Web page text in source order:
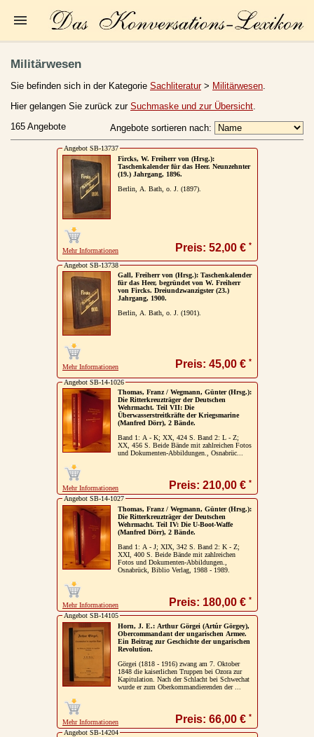
Kleine Kulturgeschichte
Die Brockhaus Auflagen
Die Meyer Auflagen
Zu den Angeboten
Widerrufsbelehrung
Geschäftsbedingungen
Datenschutzerklärung
Impressum / Kontakt
Vertrag widerrufen
Ihr Warenkorb
Militärwesen
Sie befinden sich in der Kategorie Sachliteratur> Militärwesen.
Hier gelangen Sie zurück zur Suchmaske und zur Übersicht.
165 Angebote
Angebote sortieren nach:
Angebot SB-13737
Fircks, W. Freiherr von (Hrsg.):
Taschenkalender für das Heer. Neunzehnter
(19.) Jahrgang, 1896.
Berlin, A. Bath, o. J. (1897).
Mehr Informationen Preis: 52,00 € *
Angebot SB-13738
Gall, Freiherr von (Hrsg.): Taschenkalender
für das Heer, begründet von W. Freiherr
von Fircks. Dreiundzwanzigster (23.)
Jahrgang, 1900.
Berlin, A. Bath, o. J. (1901).
Mehr Informationen Preis: 45,00 € *
Angebot SB-14-1026
Thomas, Franz / Wegmann, Günter (Hrsg.):
Die Ritterkreuzträger der Deutschen
Wehrmacht. Teil VII: Die
Überwasserstreitkräfte der Kriegsmarine
(Manfred Dörr), 2 Bände.
Band 1: A - K; XX, 424 S. Band 2: L - Z;
XX, 456 S. Beide Bände mit zahlreichen Fotos
und Dokumenten-Abbildungen., Osnabrüc...
Mehr Informationen Preis: 210,00 € *
Angebot SB-14-1027
Thomas, Franz / Wegmann, Günter (Hrsg.):
Die Ritterkreuzträger der Deutschen
Wehrmacht. Teil IV: Die U-Boot-Waffe
(Manfred Dörr), 2 Bände.
Band 1: A - J; XIX, 342 S. Band 2: K - Z;
XXI, 400 S. Beide Bände mit zahlreichen
Fotos und Dokumenten-Abbildungen.,
Osnabrück, Biblio Verlag, 1988 - 1989.
Mehr Informationen Preis: 180,00 € *
Angebot SB-14105
Horn, J. E.: Arthur Görgei (Artúr Görgey),
Obercommandant der ungarischen Armee.
Ein Beitrag zur Geschichte der ungarischen
Revolution.
Görgei (1818 - 1916) zwang am 7. Oktober
1848 die kaiserlichen Truppen bei Ozora zur
Kapitulation. Nach der Schlacht bei Schwechat
wurde er zum Oberkommandierenden der ...
Mehr Informationen Preis: 66,00 € *
Angebot SB-14204